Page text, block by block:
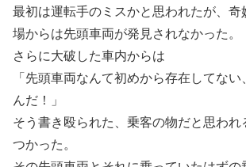
最初は運転手のミスかと思われたが、奇
場からは先頭車両が発見されなかった。
さらに大破した車内からは
「先頭車両なんて初めから存在してな
んだ！」
そう書き殴られた、乗客の物だと思われ
つかった。